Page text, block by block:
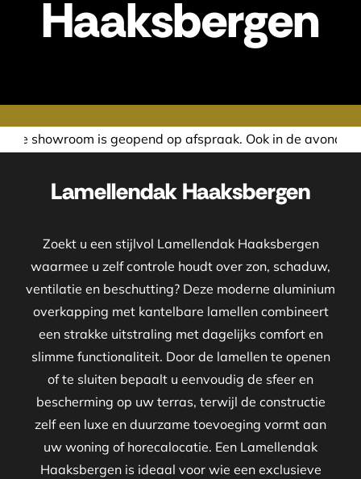
Haaksbergen
op afspraak. Ook in de avond of in het weekend
Lamellendak Haaksbergen
Zoekt u een stijlvol Lamellendak Haaksbergen
waarmee u zelf controle houdt over zon, schaduw,
ventilatie en beschutting? Deze moderne aluminium
overkapping met kantelbare lamellen combineert
een strakke uitstraling met dagelijks comfort en
slimme functionaliteit. Door de lamellen te openen
of te sluiten bepaalt u eenvoudig de sfeer en
bescherming op uw terras, terwijl de constructie
zelf een luxe en duurzame toevoeging vormt aan
uw woning of horecalocatie. Een Lamellendak
Haaksbergen is ideaal voor wie een exclusieve